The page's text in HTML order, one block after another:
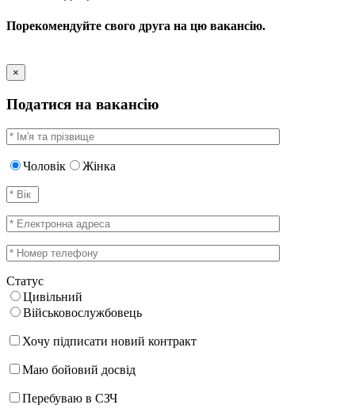
Порекомендуйте свого друга на цю вакансію.
×
Податися на вакансію
Чоловік Жінка
Статус
Цивільний
Військовослужбовець
Хочу підписати новий контракт
Маю бойовий досвід
Перебуваю в СЗЧ